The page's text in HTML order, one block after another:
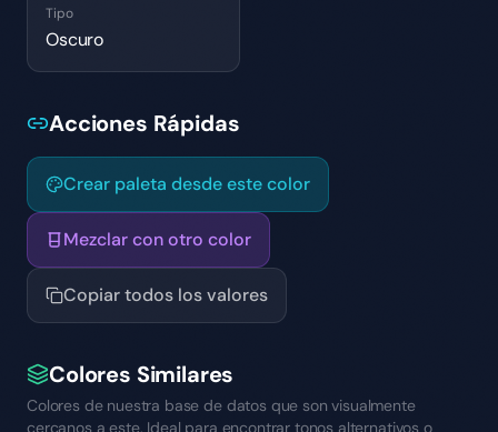
Tipo
Oscuro
Acciones Rápidas
Crear paleta desde este color
Mezclar con otro color
Copiar todos los valores
Colores Similares
Colores de nuestra base de datos que son visualmente
cercanos a este. Ideal para encontrar tonos alternativos o